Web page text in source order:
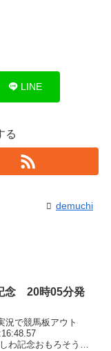
LINE
る
demuchi
念 20時05分発
況で競馬板アウト
わ記念おもろそう川